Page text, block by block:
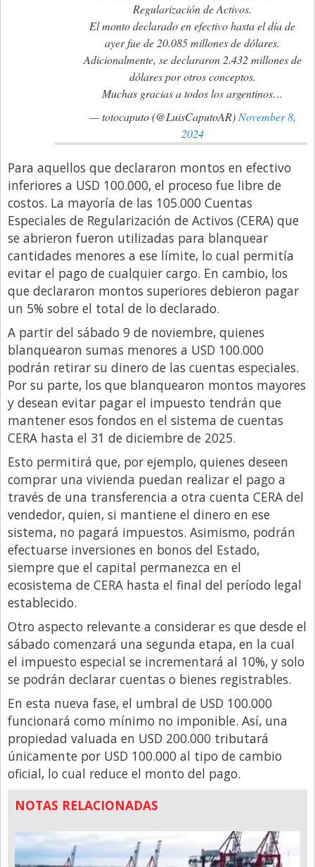
Regularización de Activos.
El monto declarado en efectivo hasta el día de
ayer fue de 20.085 millones de dólares.
Adicionalmente, se declararon 2.432 millones de
dólares por otros conceptos.
Muchas gracias a todos los argentinos…
— totocaputo (@LuisCaputoAR) November 8,
2024
Para aquellos que declararon montos en efectivo
inferiores a USD 100.000, el proceso fue libre de
costos. La mayoría de las 105.000 Cuentas
Especiales de Regularización de Activos (CERA) que
se abrieron fueron utilizadas para blanquear
cantidades menores a ese límite, lo cual permitía
evitar el pago de cualquier cargo. En cambio, los
que declararon montos superiores debieron pagar
un 5% sobre el total de lo declarado.
A partir del sábado 9 de noviembre, quienes
blanquearon sumas menores a USD 100.000
podrán retirar su dinero de las cuentas especiales.
Por su parte, los que blanquearon montos mayores
y desean evitar pagar el impuesto tendrán que
mantener esos fondos en el sistema de cuentas
CERA hasta el 31 de diciembre de 2025.
Esto permitirá que, por ejemplo, quienes deseen
comprar una vivienda puedan realizar el pago a
través de una transferencia a otra cuenta CERA del
vendedor, quien, si mantiene el dinero en ese
sistema, no pagará impuestos. Asimismo, podrán
efectuarse inversiones en bonos del Estado,
siempre que el capital permanezca en el
ecosistema de CERA hasta el final del período legal
establecido.
Otro aspecto relevante a considerar es que desde el
sábado comenzará una segunda etapa, en la cual
el impuesto especial se incrementará al 10%, y solo
se podrán declarar cuentas o bienes registrables.
En esta nueva fase, el umbral de USD 100.000
funcionará como mínimo no imponible. Así, una
propiedad valuada en USD 200.000 tributará
únicamente por USD 100.000 al tipo de cambio
oficial, lo cual reduce el monto del pago.
NOTAS RELACIONADAS